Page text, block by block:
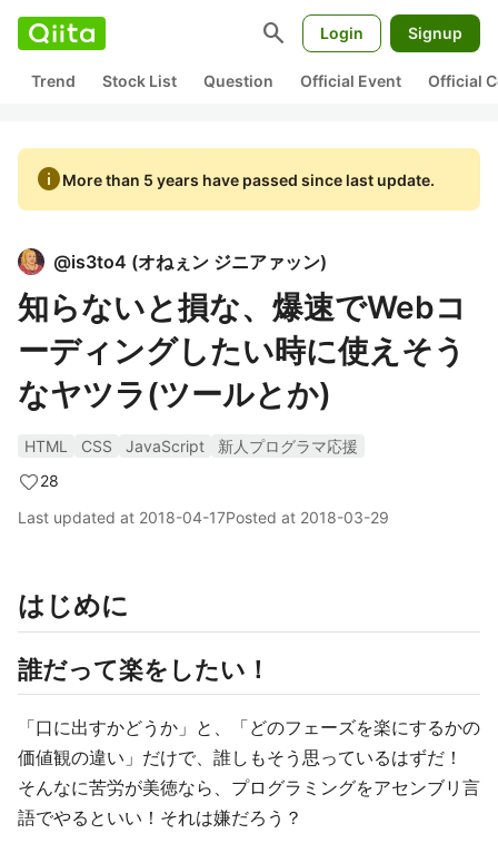
search Login Signup
Trend Stock List Question Official Event Official
infoMore than 5 years have passed since last update.
@is3to4 (オねぇン ジニアァッン)
知らないと損な、爆速でWebコ
ーディングしたい時に使えそう
なヤツラ(ツールとか)
HTML CSS JavaScript
新人プログラマ応援
28
Last updated at 2018-04-17Posted at 2018-03-29
はじめに
誰だって楽をしたい！
「口に出すかどうか」と、「どのフェーズを楽にするかの
価値観の違い」だけで、誰しもそう思っているはずだ！
そんなに苦労が美徳なら、プログラミングをアセンブリ言
語でやるといい！それは嫌だろう？